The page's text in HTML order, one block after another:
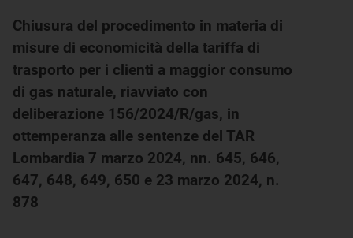
Chiusura del procedimento in materia di
misure di economicità della tariffa di
trasporto per i clienti a maggior consumo
di gas naturale, riavviato con
deliberazione 156/2024/R/gas, in
ottemperanza alle sentenze del TAR
Lombardia 7 marzo 2024, nn. 645, 646,
647, 648, 649, 650 e 23 marzo 2024, n.
878